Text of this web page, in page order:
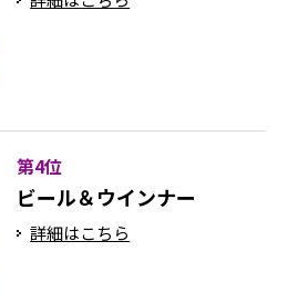
第4位
ビール＆ウインナー
詳細はこちら